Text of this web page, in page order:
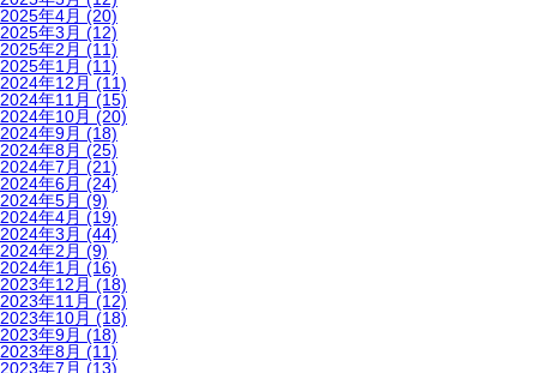
2025年4月 (20)
2025年3月 (12)
2025年2月 (11)
2025年1月 (11)
2024年12月 (11)
2024年11月 (15)
2024年10月 (20)
2024年9月 (18)
2024年8月 (25)
2024年7月 (21)
2024年6月 (24)
2024年5月 (9)
2024年4月 (19)
2024年3月 (44)
2024年2月 (9)
2024年1月 (16)
2023年12月 (18)
2023年11月 (12)
2023年10月 (18)
2023年9月 (18)
2023年8月 (11)
2023年7月 (13)